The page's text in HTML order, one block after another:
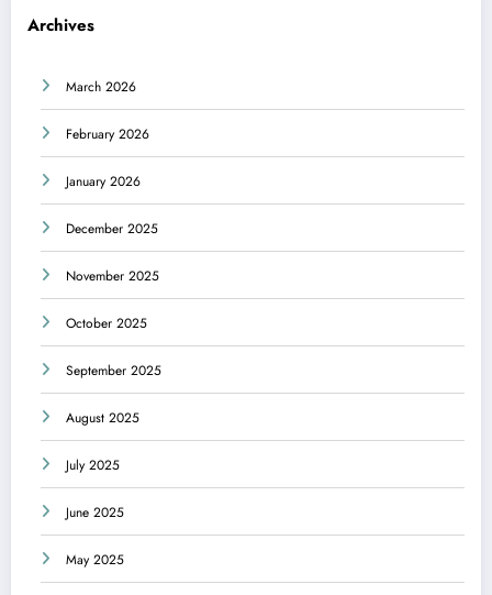
Archives
March 2026
February 2026
January 2026
December 2025
November 2025
October 2025
September 2025
August 2025
July 2025
June 2025
May 2025